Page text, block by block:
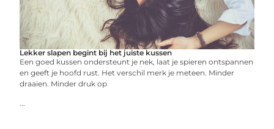
Lekker slapen begint bij het juiste kussen
Een goed kussen ondersteunt je nek, laat je spieren ontspannen
en geeft je hoofd rust. Het verschil merk je meteen. Minder
draaien. Minder druk op
...